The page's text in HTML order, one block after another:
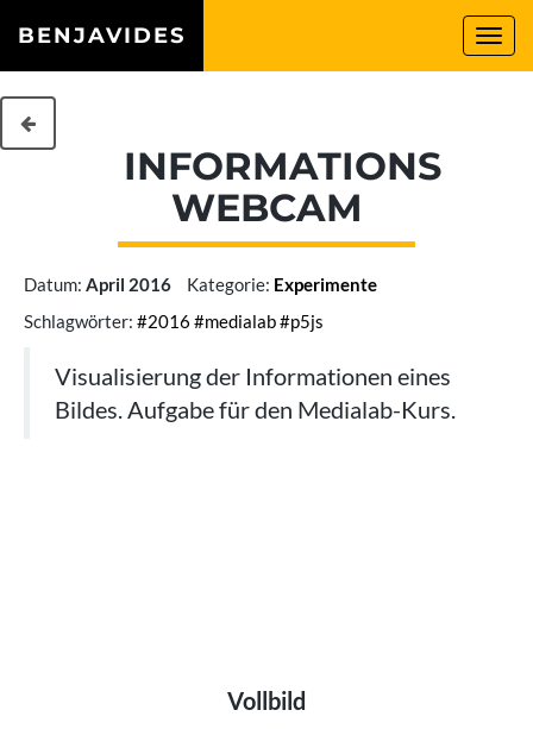
BENJAVIDES
INFORMATIONS
WEBCAM
Datum: April 2016 Kategorie: Experimente
Schlagwörter: #2016 #medialab#p5js
Visualisierung der Informationen eines
Bildes. Aufgabe für den Medialab-Kurs.
Vollbild